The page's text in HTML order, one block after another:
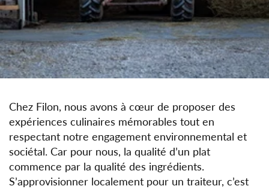
Chez Filon, nous avons à cœur de proposer des
expériences culinaires mémorables tout en
respectant notre engagement environnemental et
sociétal. Car pour nous, la qualité d’un plat
commence par la qualité des ingrédients.
S’approvisionner localement pour un traiteur, c’est